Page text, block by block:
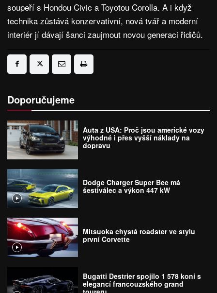
soupeří s Hondou Civic a Toyotou Corolla. A i když
technika zůstává konzervativní, nová tvář a moderní
interiér jí dávají šanci zaujmout novou generaci řidičů.
Doporučujeme
Auta z USA: Proč jsou americké vozy
výhodné i přes vyšší náklady na
dopravu
Dodge Charger Super Bee má
šestiválec a výkon 447 kW
Mitsuoka chystá roadster ve stylu
první Corvette
Bugatti Destrier spojilo 1 578 koní s
elegancí francouzského grand